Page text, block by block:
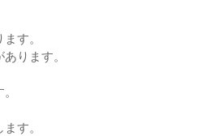
す。
ります。
す。